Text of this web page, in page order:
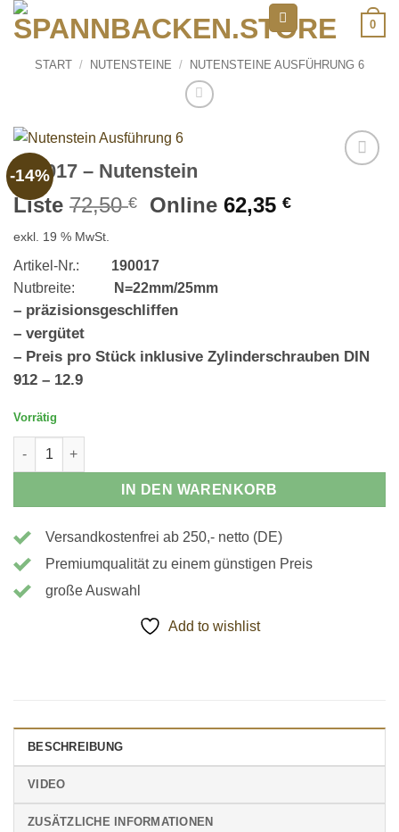
Zum
Inhalt
0
START / NUTENSTEINE / NUTENSTEINE AUSFÜHRUNG 6
-14%
190017 – Nutenstein
Liste 72,50€
Ursprünglicher
72,50 €
Online 62,35€Aktueller
exkl. 19 % MwSt.
Artikel-Nr.: 190017
Nutbreite:
N=22mm/25mm
– präzisionsgeschliffen
– vergütet
– Preis pro Stück inklusive Zylinderschrauben DIN
912 – 12.9
Vorrätig
190017 - Nutenstein Menge
IN DEN WARENKORB
Versandkostenfrei ab 250,- netto (DE)
Premiumqualität zu einem günstigen Preis
große Auswahl
Add to wishlist
BESCHREIBUNG
VIDEO
ZUSÄTZLICHE INFORMATIONEN